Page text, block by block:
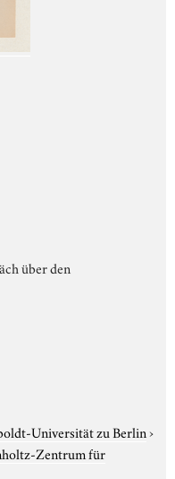
über den
Universität zu Berlin›
Zentrum für